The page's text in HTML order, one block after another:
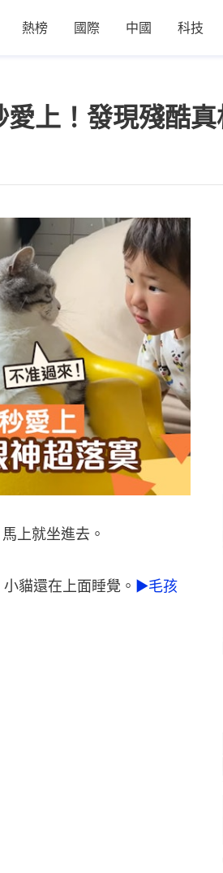
熱榜 國際 中國 科技
愛上！發現殘酷
上就坐進去。
貓還在上面睡覺。 ►毛孩